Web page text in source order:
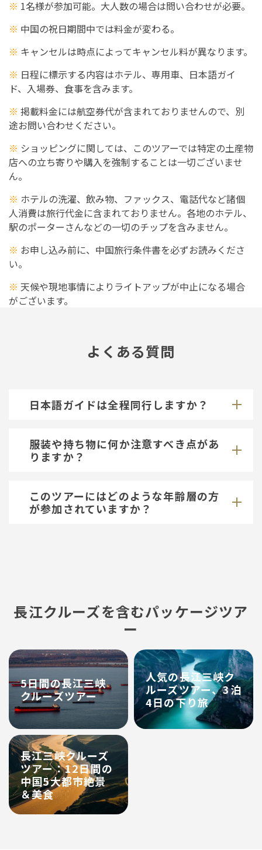
※ 1名様が参加可能。大人数の場合は問い合わせが必要。
※ 中国の祝日期間中では料金が変わる。
※ キャンセルは時点によってキャンセル料が異なります。
※ 日程に標示する内容はホテル、専用車、日本語ガイ
ド、入場券、食事を含みます。
※ 掲載料金には航空券代が含まれておりませんので、別
途お問い合わせください。
※ ショッピングに関しては、このツアーでは特定の土産物
店への立ち寄りや購入を強制することは一切ございませ
ん。
※ ホテルの洗濯、飲み物、ファックス、電話代など諸個
人消費は旅行代金に含まれておりません。各地のホテル、
駅のポーターさんなどの一切のチップを含みません。
※ お申し込み前に、中国旅行条件書を必ずお読みくださ
い。
※ 天候や現地事情によりライトアップが中止になる場合
がございます。
よくある質問
日本語ガイドは全程同行しますか？
服装や持ち物に何か注意すべき点があ
りますか？
このツアーにはどのような年齢層の方
が参加されていますか？
長江クルーズを含むパッケージツア
ー
5日間の長江三峡
クルーズツアー
人気の長江三峡ク
ルーズツアー、3泊
4日の下り旅
長江三峡クルーズ
ツアー：12日間の
中国5大都市絶景
＆美食